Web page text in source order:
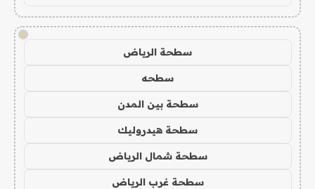
!
سطحة الرياض
سطحه
سطحة بين المدن
سطحة هيدروليك
سطحة شمال الرياض
سطحة غرب الرياض